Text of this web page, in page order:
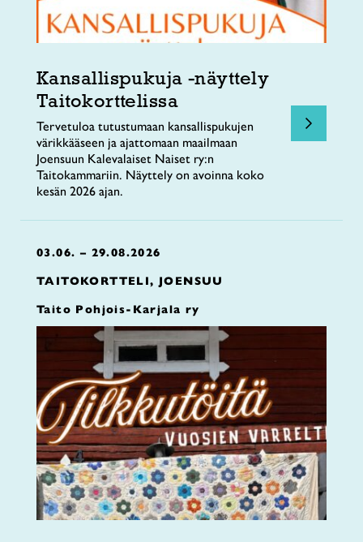
Kansallispukuja -näyttely
Taitokorttelissa
Tervetuloa tutustumaan kansallispukujen
värikkääseen ja ajattomaan maailmaan
Joensuun Kalevalaiset Naiset ry:n
Taitokammariin. Näyttely on avoinna koko
kesän 2026 ajan.
03.06. – 29.08.2026
TAITOKORTTELI, JOENSUU
Taito Pohjois-Karjala ry